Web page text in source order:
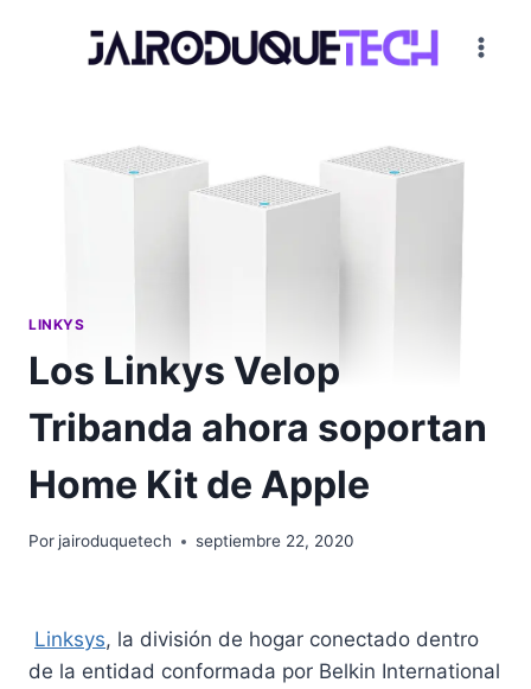
LINKYS
Los Linkys Velop
Tribanda ahora soportan
Home Kit de Apple
Por jairoduquetech septiembre 22, 2020
Linksys, la división de hogar conectado dentro
de la entidad conformada por Belkin International